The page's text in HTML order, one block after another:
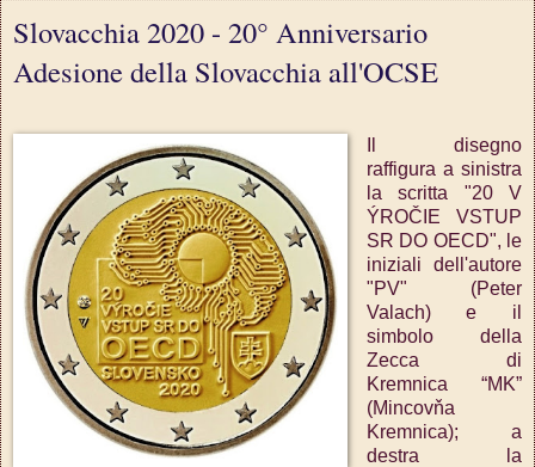
Slovacchia 2020 - 20° Anniversario
Adesione della Slovacchia all'OCSE
Il disegno
raffigura a sinistra
la scritta "20 V
ÝROČIE VSTUP
SR DO OECD", le
iniziali dell'autore
"PV" (Peter
Valach) e il
simbolo della
Zecca di
Kremnica “MK”
(Mincovňa
Kremnica); a
destra la